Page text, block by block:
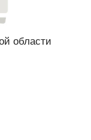
области